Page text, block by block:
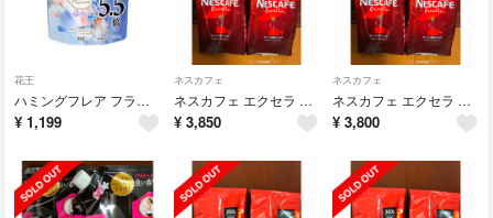
花王
ハミングフレア フラワーハーモニー スパウトパウチ(1930g)
¥ 1,199
ネスカフェ
ネスカフェ エクセラ つめかえ用 360g ×2袋
¥ 3,850
ネスカフェ
ネスカフェ エクセラ つめかえ用 360g ×2袋
¥ 3,800